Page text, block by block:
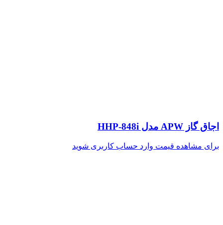
اجاق گاز APW مدل HHP-848i
برای مشاهده قیمت وارد حساب کاربری شوید